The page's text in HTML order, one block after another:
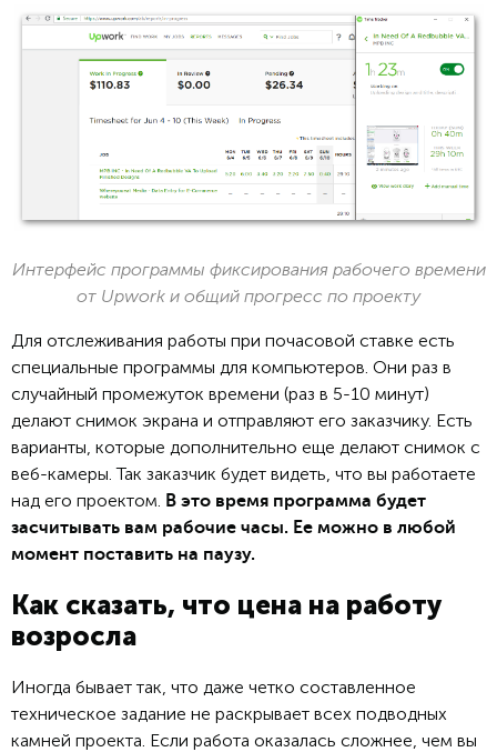
Интерфейс программы фиксирования рабочего времени
от Upwork и общий прогресс по проекту
Для отслеживания работы при почасовой ставке есть
специальные программы для компьютеров. Они раз в
случайный промежуток времени (раз в 5-10 минут)
делают снимок экрана и отправляют его заказчику. Есть
варианты, которые дополнительно еще делают снимок с
веб-камеры. Так заказчик будет видеть, что вы работаете
над его проектом.
В это время программа будет
засчитывать вам рабочие часы. Ее можно в любой
момент поставить на паузу.
Как сказать, что цена на работу
возросла
Иногда бывает так, что даже четко составленное
техническое задание не раскрывает всех подводных
камней проекта. Если работа оказалась сложнее, чем вы